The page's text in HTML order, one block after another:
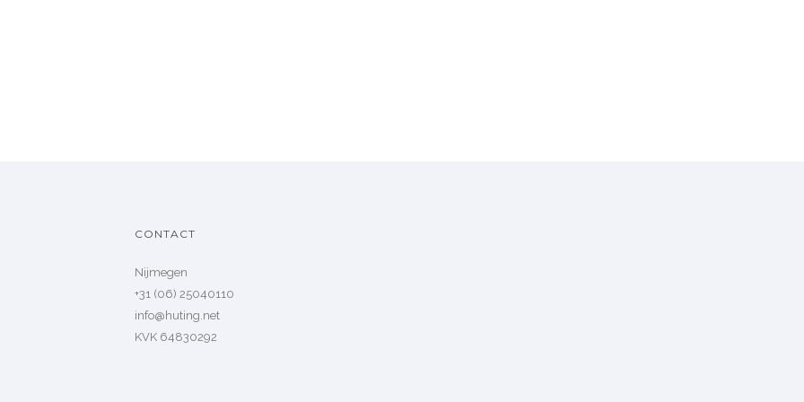
CONTACT
Nijmegen
+31 (06) 25040110
info@huting.net
KVK 64830292